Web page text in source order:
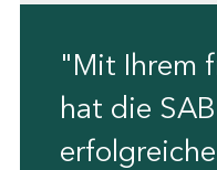
"Mit Ihrem
hat die